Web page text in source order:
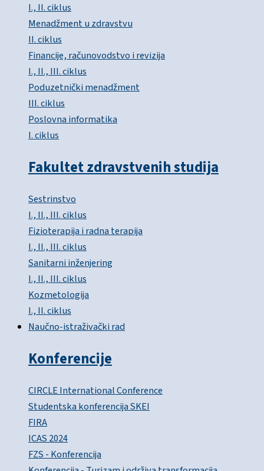
I., II. ciklus
Menadžment u zdravstvu
II. ciklus
Financije, računovodstvo i revizija
I., II., III. ciklus
Poduzetnički menadžment
III. ciklus
Poslovna informatika
I. ciklus
Fakultet zdravstvenih studija
Sestrinstvo
I., II., III. ciklus
Fizioterapija i radna terapija
I., II., III. ciklus
Sanitarni inženjering
I., II., III. ciklus
Kozmetologija
I., II. ciklus
Naučno-istraživački rad
Konferencije
CIRCLE International Conference
Studentska konferencija SKEI
FIRA
ICAS 2024
FZS - Konferencija